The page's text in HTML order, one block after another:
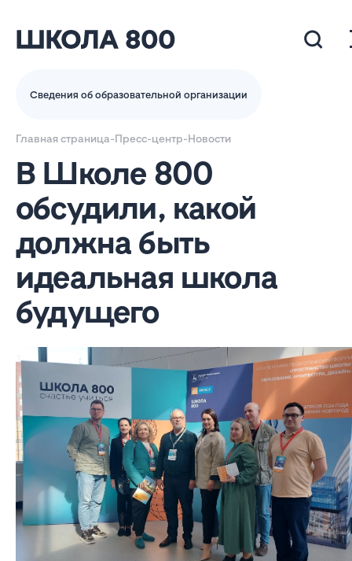
Сведения об образовательной организации
Главная страница-Пресс-центр-Новости
В Школе 800
обсудили, какой
должна быть
идеальная школа
будущего